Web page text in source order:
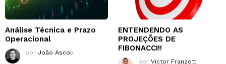
Análise Técnica e Prazo
Operacional
por João Ascoli
ENTENDENDO AS
PROJEÇÕES DE
FIBONACCI!!
por Victor Franzotti